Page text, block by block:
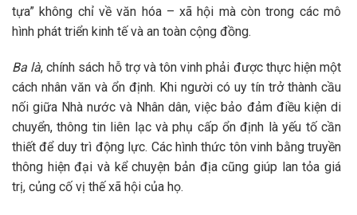
tựa” không chỉ về văn hóa – xã hội mà còn trong các mô
hình phát triển kinh tế và an toàn cộng đồng.
Ba là, chính sách hỗ trợ và tôn vinh phải được thực hiện một
cách nhân văn và ổn định. Khi người có uy tín trở thành cầu
nối giữa Nhà nước và Nhân dân, việc bảo đảm điều kiện di
chuyển, thông tin liên lạc và phụ cấp ổn định là yếu tố cần
thiết để duy trì động lực. Các hình thức tôn vinh bằng truyền
thông hiện đại và kể chuyện bản địa cũng giúp lan tỏa giá
trị, củng cố vị thế xã hội của họ.